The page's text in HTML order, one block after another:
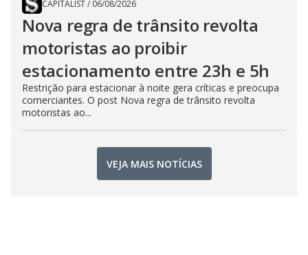
CAPITALIST/ 06/08/2026
Nova regra de trânsito revolta
motoristas ao proibir
estacionamento entre 23h e 5h
Restrição para estacionar à noite gera críticas e preocupa
comerciantes. O post Nova regra de trânsito revolta
motoristas ao...
VEJA MAIS NOTÍCIAS